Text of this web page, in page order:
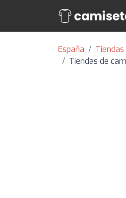
España
Tiendas de